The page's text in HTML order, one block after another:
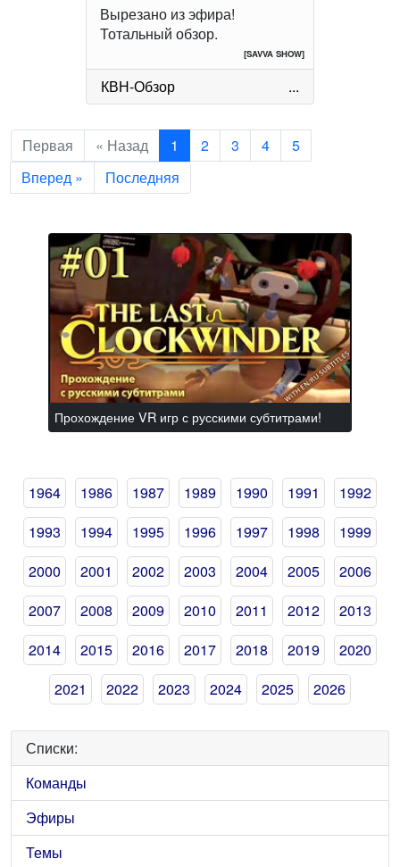
Вырезано из эфира!
Тотальный обзор.
[SAVVA SHOW]
КВН-Обзор ...
Первая « Назад 1 2 3 4
5
Вперед »
Последняя
Прохождение VR игр с русскими субтитрами!
1964 1986 1987 1989 1990 1991
1992
1993
1994 1995 1996 1997 1998
1999
2000
2001 2002 2003 2004 2005
2006
2007
2008 2009 2010 2011 2012
2013
2014
2015 2016 2017 2018 2019
2020
2021
2022 2023 2024 2025 2026
Списки:
Команды
Эфиры
Темы